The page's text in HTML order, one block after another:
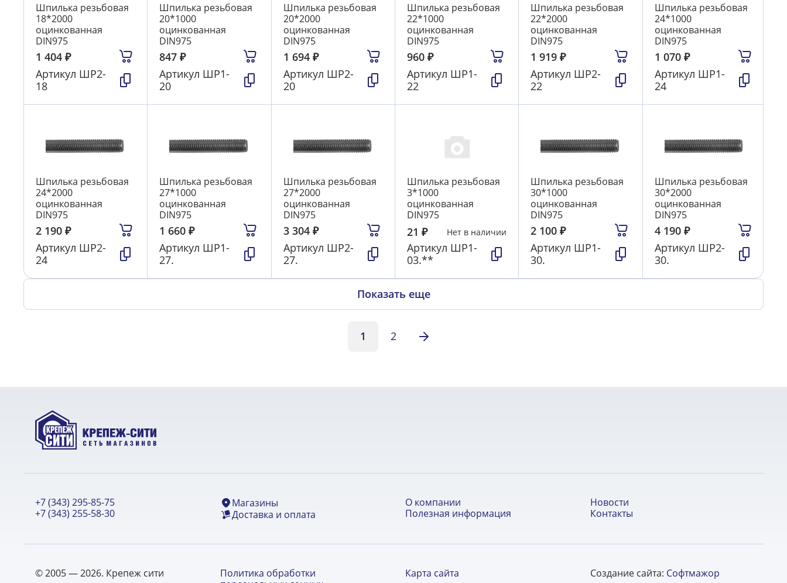
Шпилька резьбовая
18*2000
оцинкованная
DIN975
1 404 ₽
Артикул ШР2-
18
Шпилька резьбовая
20*1000
оцинкованная
DIN975
847₽
Артикул ШР1-
20
Шпилька резьбовая
20*2000
оцинкованная
DIN975
1 694 ₽
Артикул ШР2-
20
Шпилька резьбовая
22*1000
оцинкованная
DIN975
960 ₽
Артикул ШР1-
22
Шпилька резьбовая
22*2000
оцинкованная
DIN975
1 919₽
Артикул ШР2-
22
Шпилька резьбовая
24*1000
оцинкованная
DIN975
1 070 ₽
Артикул ШР1-
24
Шпилька резьбовая
24*2000
оцинкованная
DIN975
2 190 ₽
Артикул ШР2-
24
Шпилька резьбовая
27*1000
оцинкованная
DIN975
1 660₽
Артикул ШР1-
27.
Шпилька резьбовая
27*2000
оцинкованная
DIN975
3 304 ₽
Артикул ШР2-
27.
Шпилька резьбовая
3*1000
оцинкованная
DIN975
21 ₽ Нет в наличии
Артикул ШР1-
03.**
Шпилька резьбовая
30*1000
оцинкованная
DIN975
2 100₽
Артикул ШР1-
30.
Шпилька резьбовая
30*2000
оцинкованная
DIN975
4 190 ₽
Артикул ШР2-
30.
Показать еще
1 2
+7 (343) 295-85-75
+7 (343) 255-58-30
Магазины
Доставка и оплата
О компании
Полезная информация
Новости
Контакты
© 2005 — 2026. Крепеж сити
Политика обработки
Карта сайта Создание сайта: Софтмажор